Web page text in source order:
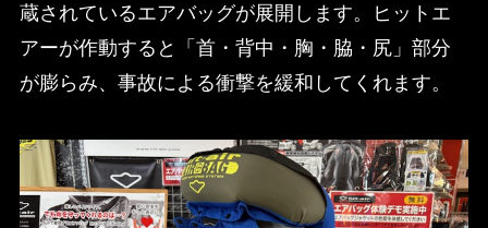
蔵されているエアバッグが展開します。ヒットエ
アーが作動すると「首・背中・胸・脇・尻」部分
が膨らみ、事故による衝撃を緩和してくれます。